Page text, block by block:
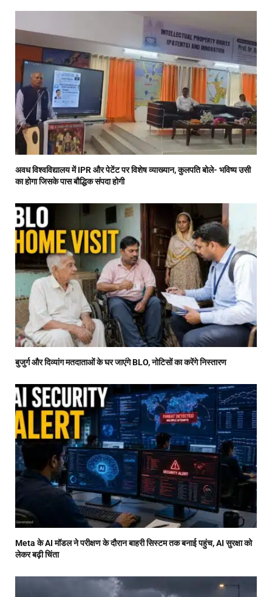
अवध विश्वविद्यालय में IPR और पेटेंट पर विशेष व्याख्यान, कुलपति बोले- भविष्य उसी
का होगा जिसके पास बौद्धिक संपदा होगी
बुजुर्ग और दिव्यांग मतदाताओं के घर जाएंगे BLO, नोटिसों का करेंगे निस्तारण
Meta के AI मॉडल ने परीक्षण के दौरान बाहरी सिस्टम तक बनाई पहुंच, AI सुरक्षा को
लेकर बढ़ी चिंता